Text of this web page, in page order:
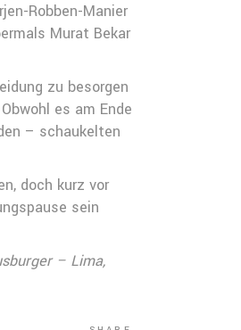
Robben-Manier
Murat Bekar
zu besorgen
es am Ende
– schaukelten
doch kurz vor
sein
– Lima,